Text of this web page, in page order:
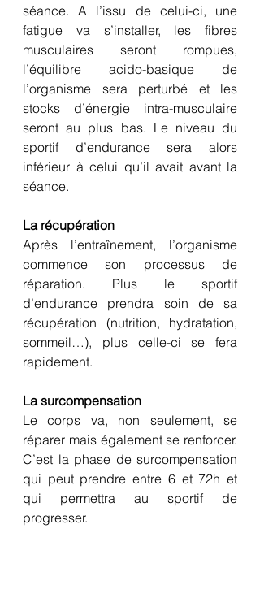
séance. A l’issu de celui-ci, une
fatigue va s’installer, les fibres
musculaires seront rompues,
l’équilibre acido-basique de
l’organisme sera perturbé et les
stocks d’énergie intra-musculaire
seront au plus bas. Le niveau du
sportif d’endurance sera alors
inférieur à celui qu’il avait avant la
séance.
La récupération
Après l’entraînement, l’organisme
commence son processus de
réparation. Plus le sportif
d’endurance prendra soin de sa
récupération (nutrition, hydratation,
sommeil…), plus celle-ci se fera
rapidement.
La surcompensation
Le corps va, non seulement, se
réparer mais également se renforcer.
C’est la phase de surcompensation
qui peut prendre entre 6 et 72h et
qui permettra au sportif de
progresser.